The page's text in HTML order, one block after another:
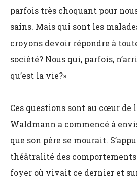
parfois très choquant pour
sains. Mais qui sont les
croyons devoir répondre à
société? Nous qui, parfois,
qu’est la vie?»
Ces questions sont au cœur de
Waldmann a commencé à
que son père se mourait.
théâtralité des
foyer où vivait ce dernier et